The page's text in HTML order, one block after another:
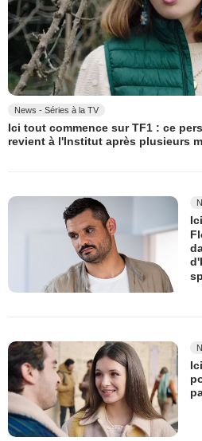
News - Séries à la TV
Ici tout commence sur TF1 : ce
revient à l'Institut après plusieurs